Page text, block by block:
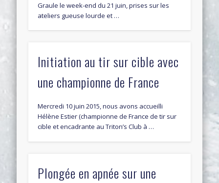
Graule le week-end du 21 juin, prises sur les
ateliers gueuse lourde et …
Initiation au tir sur cible avec
une championne de France
Mercredi 10 juin 2015, nous avons accueilli
Hélène Estier (championne de France de tir sur
cible et encadrante au Triton’s Club à …
Plongée en apnée sur une